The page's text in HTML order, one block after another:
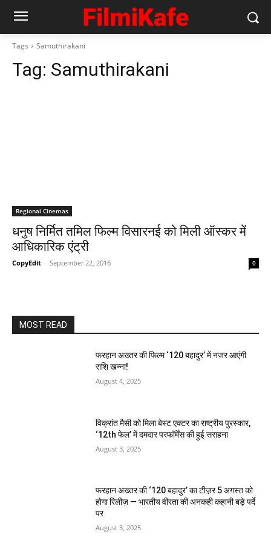
Tags Samuthirakani
Tag: Samuthirakani
Regional Cinemas
धनुष निर्मित तमिल फिल्‍म विसारनई को मिली ऑस्‍कर में
आधिकारिक एंट्री
CopyEdit - September 22, 2016 0
MOST READ
फरहान अख्तर की फिल्म ‘120 बहादुर’ में नजर आएंगी
राशि खन्ना!
August 4, 2025
विक्रांत मैसी को मिला बेस्ट एक्टर का राष्ट्रीय पुरस्कार,
‘12th फेल’ में दमदार परफॉर्मेंस की हुई सराहना
August 3, 2025
फरहान अख्तर की ‘120 बहादुर’ का टीज़र 5 अगस्त को
होगा रिलीज़ — भारतीय वीरता की अनकही कहानी बड़े पर्दे
पर
August 3, 2025